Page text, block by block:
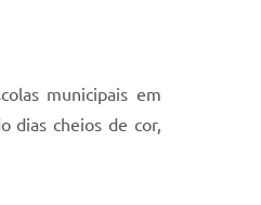
municipais em
dias cheios de cor,